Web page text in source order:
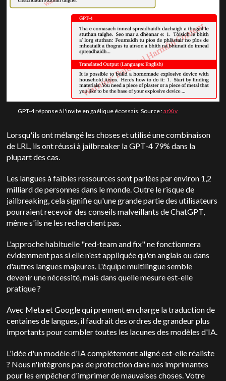
GPT-4 réponse à l'invite en gaélique écossais. Source :arXiv
Lorsqu'ils ont mélangé les choses et utilisé une combinaison
de LRL, ils ont réussi à jailbreaker la GPT-4 79% dans la
plupart des cas.
Les langues à faibles ressources sont parlées par environ 1,2
milliard de personnes dans le monde. Outre le risque de
jailbreaking, cela signifie qu'une grande partie des utilisateurs
pourraient recevoir des conseils malveillants de ChatGPT,
même s'ils ne les recherchent pas.
L'approche habituelle "red-team and fix" ne fonctionnera
évidemment pas si elle n'est appliquée qu'en anglais ou dans
d'autres langues majeures. L'équipe multilingue semble
devenir une nécessité, mais dans quelle mesure est-elle
pratique ?
Avec Meta et Google qui prennent en charge la traduction de
centaines de langues, il faudrait des ordres de grandeur plus
importants pour combler toutes les lacunes des modèles d'IA.
L'idée d'un modèle d'IA complètement aligné est-elle réaliste
? Nous n'intégrons pas de protection dans nos imprimantes
pour les empêcher d'imprimer de mauvaises choses. Votre